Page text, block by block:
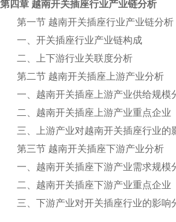
第四章 越南开关插座行业产业链分析
第一节 越南开关插座行业产业链分析
一、开关插座行业产业链构成
二、上下游行业关联度分析
第二节 越南开关插座上游产业分析
一、越南开关插座上游产业供给规模
二、越南开关插座上游产业重点企业
三、上游产业对越南开关插座行业的
第三节 越南开关插座下游产业分析
一、越南开关插座下游产业需求规模
二、越南开关插座下游产业重点企业
三、下游产业对开关插座行业的影响